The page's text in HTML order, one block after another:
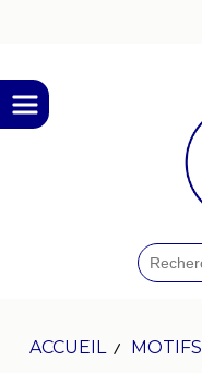
ACCUEIL MOTIFS